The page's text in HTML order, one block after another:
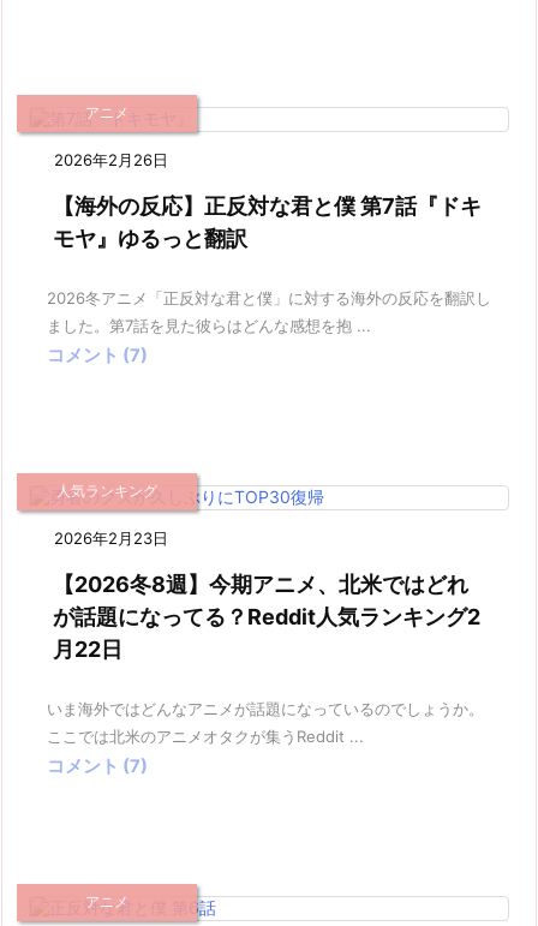
2026年2月26日
アニメ
【海外の反応】正反対な君と僕 第7話『ドキ
モヤ』ゆるっと翻訳
2026冬アニメ「正反対な君と僕」に対する海外の反応を翻訳し
ました。第7話を見た彼らはどんな感想を抱 ...
コメント (7)
2026年2月23日
人気ランキング
【2026冬8週】今期アニメ、北米ではどれ
が話題になってる？Reddit人気ランキング2
月22日
いま海外ではどんなアニメが話題になっているのでしょうか。
ここでは北米のアニメオタクが集うReddit ...
コメント (7)
アニメ